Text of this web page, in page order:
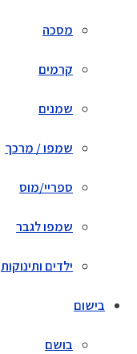
מסכה
קרמים
שמנים
שמפו / מרכך
ספריי/מוס
שמפו לגבר
ילדים ותינוקות
בישום
בושם